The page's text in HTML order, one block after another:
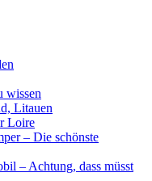
wissen
Litauen
Loire
– Die schönste
– Achtung, dass müsst